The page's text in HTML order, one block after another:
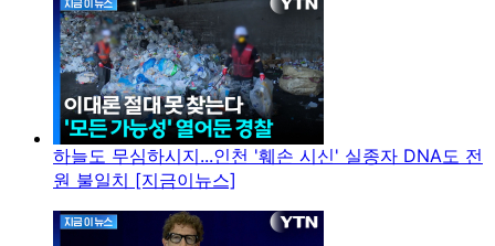
하늘도 무심하시지...인천 '훼손 시신' 실종자 DNA도 전
원 불일치 [지금이뉴스]